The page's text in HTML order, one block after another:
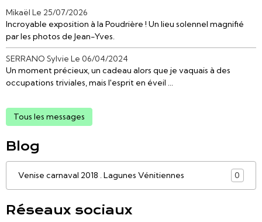
Mikaël Le 25/07/2026
Incroyable exposition à la Poudrière ! Un lieu solennel magnifié
par les photos de Jean-Yves.
SERRANO Sylvie Le 06/04/2024
Un moment précieux, un cadeau alors que je vaquais à des
occupations triviales, mais l'esprit en éveil ...
Tous les messages
Blog
Venise carnaval 2018 . Lagunes Vénitiennes 0
Réseaux sociaux